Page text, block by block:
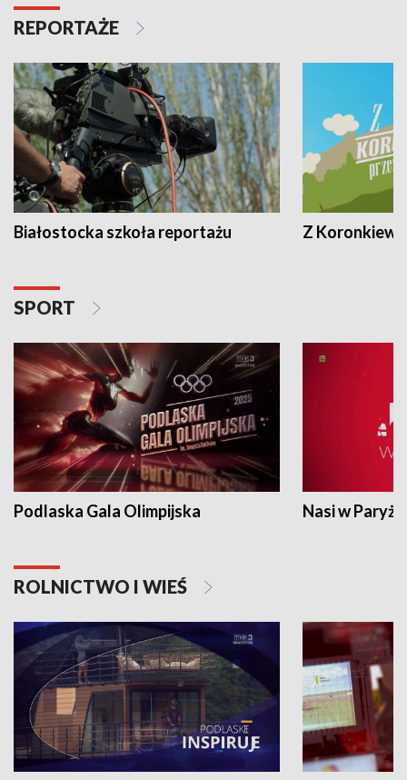
REPORTAŻE
Białostocka szkoła reportażu Z
SPORT
Podlaska Gala Olimpijska Nasi w Paryżu
ROLNICTWO I WIEŚ